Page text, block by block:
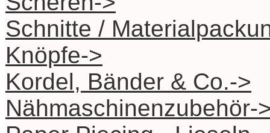
Schnitte /
Knöpfe->
Kordel, Bänder & Co.->
Nähmaschinenzubehör-